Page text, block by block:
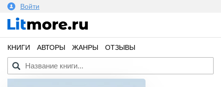
Войти
КНИГИ АВТОРЫ ЖАНРЫ ОТЗЫВЫ